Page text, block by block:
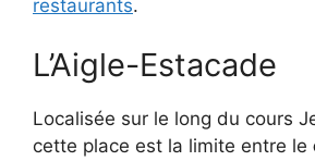
restaurants.
L’Aigle-Estacade
Localisée sur le long du cours
cette place est la limite entre le